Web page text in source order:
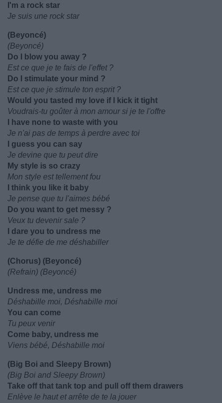
I'm a rock star
Je suis une rock star
(Beyoncé)
(Beyoncé)
Do I blow you away ?
Est ce que je te fais de l'effet ?
Do I stimulate your mind ?
Est ce que je stimule ton esprit ?
Would you tasted my love if I kick it tight
Voudrais-tu goûter à mon amour si je te l'offre
I have none to waste with you
Je n'ai pas de temps à perdre avec toi
I guess you can say
Je devine que tu peut dire
My style is so crazy
Mon style est tellement fou
I think you like it baby
Je pense que tu l'aimes bébé
Do you want to get messy ?
Veux tu devenir sale ?
I dare you to undress me
Je te défie de me déshabiller
(Chorus) (Beyoncé)
(Refrain) (Beyoncé)
Undress me, undress me
Déshabille moi, Déshabille moi
You can come
Tu peux venir
Come baby, undress me
Viens bébé, Déshabille moi
(Big Boi and Sleepy Brown)
(Big Boi and Sleepy Brown)
Take off that tank top and pull off them drawers
Enlève le haut et arrête de te la jouer